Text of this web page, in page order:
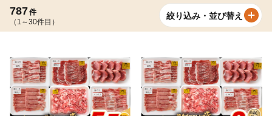
787件
（1～30件目）
絞り込み・並び替え